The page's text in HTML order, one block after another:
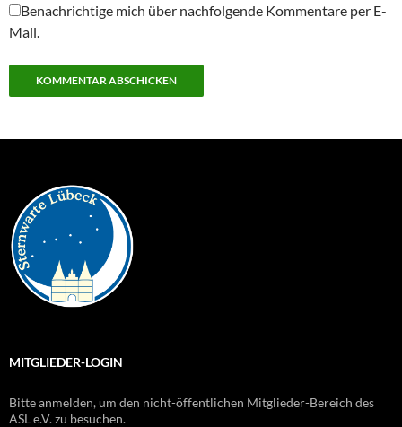
Benachrichtige mich über nachfolgende Kommentare per E-
Mail.
MITGLIEDER-LOGIN
Bitte anmelden, um den nicht-öffentlichen Mitglieder-Bereich des
ASL e.V. zu besuchen.